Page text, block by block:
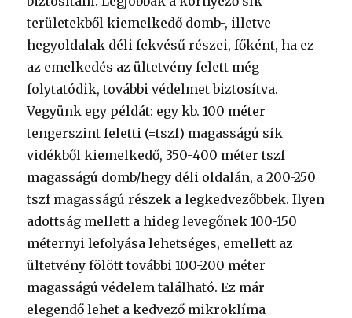
területekből kiemelkedő domb-, illetve
hegyoldalak déli fekvésű részei, főként, ha ez
az emelkedés az ültetvény felett még
folytatódik, további védelmet biztosítva.
Vegyünk egy példát: egy kb. 100 méter
tengerszint feletti (=tszf) magasságú sík
vidékből kiemelkedő, 350-400 méter tszf
magasságú domb/hegy déli oldalán, a 200-250
tszf magasságú részek a legkedvezőbbek. Ilyen
adottság mellett a hideg levegőnek 100-150
méternyi lefolyása lehetséges, emellett az
ültetvény fölött további 100-200 méter
magasságú védelem található. Ez már
elegendő lehet a kedvező mikroklíma